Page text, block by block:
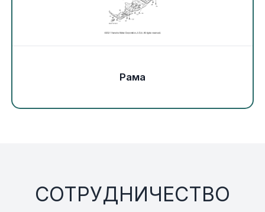
Движители (гребные винты)
Якорное оборудование
Рама
СОТРУДНИЧЕСТВО